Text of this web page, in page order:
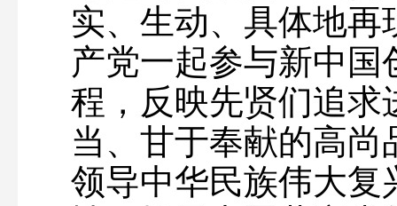
实、生动、具体地
产党一起参与新中
程，反映先贤们追求
当、甘于奉献的高
领导中华民族伟大复